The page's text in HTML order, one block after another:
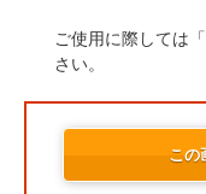
ご使用に際しては
さい。
この